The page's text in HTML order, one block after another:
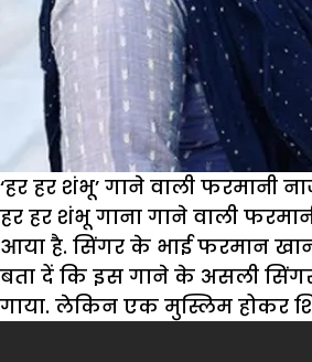
‘हर हर शंभू’ गाने वाली फरमानी
हर हर शंभू गाना गाने वाली
आया है. सिंगर के भाई फरमान
बता दें कि इस गाने के असली सिंगर
गाया. लेकिन एक मुस्लिम होकर